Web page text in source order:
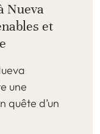
Nueva
et
une
quête d’un